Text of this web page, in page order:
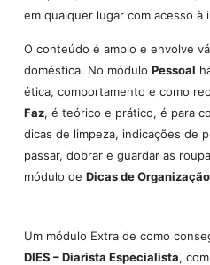
em qualquer lugar com acesso à
O conteúdo é amplo e envolve
doméstica. No módulo Pessoal
ética, comportamento e como
Faz, é teórico e prático, é para
dicas de limpeza, indicações de
passar, dobrar e guardar as
módulo de Dicas de Organização
Um módulo Extra de como
DIES – Diarista Especialista,